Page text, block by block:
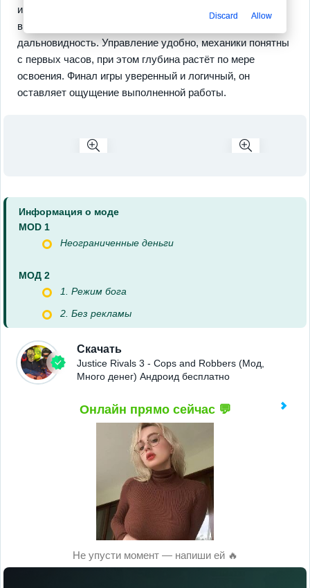
инструменты для реализации смелых идей, а
внутренняя экономика поощряет стратегию и
дальновидность. Управление удобно, механики понятны
с первых часов, при этом глубина растёт по мере
освоения. Финал игры уверенный и логичный, он
оставляет ощущение выполненной работы.
Информация о моде
MOD 1
Неограниченные деньги
МОД 2
1. Режим бога
2. Без рекламы
Скачать
Justice Rivals 3 - Cops and Robbers (Мод,
Много денег) Андроид бесплатно
Онлайн прямо сейчас 💬
Не упусти момент — напиши ей 🔥
Discard Allow